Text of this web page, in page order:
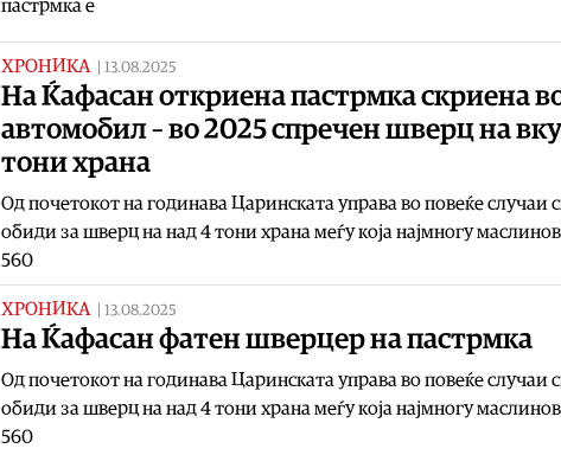
пастрмка е
ХРОНИКА | 13.08.2025
На Ќафасан откриена пастрмка скриена
автомобил – во 2025 спречен шверц на
тони храна
Од почетокот на годинава Царинската управа во повеќе случаи
обиди за шверц на над 4 тони храна меѓу која најмногу
560
ХРОНИКА | 13.08.2025
На Ќафасан фатен шверцер на пастрмка
Од почетокот на годинава Царинската управа во повеќе случаи
обиди за шверц на над 4 тони храна меѓу која најмногу
560